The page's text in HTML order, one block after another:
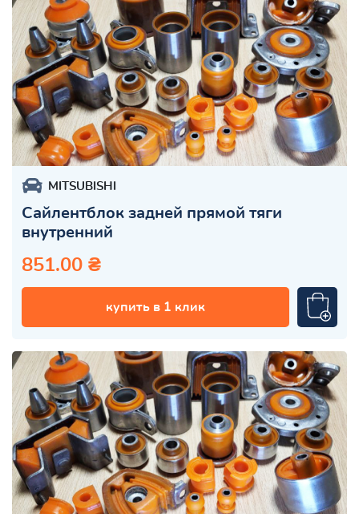
MITSUBISHI
Сайлентблок задней прямой тяги
внутренний
851.00 ₴
купить в 1 клик